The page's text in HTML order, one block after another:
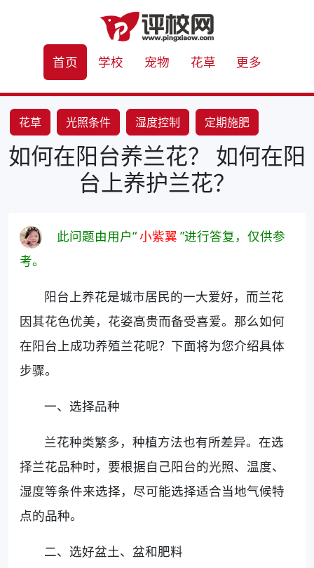
首页 学校 宠物 花草 更多
花草 光照条件 湿度控制 定期施肥
如何在阳台养兰花？ 如何在阳
台上养护兰花？
此问题由用户“小紫翼 ”进行答复，仅供参
考。
阳台上养花是城市居民的一大爱好，而兰花
因其花色优美，花姿高贵而备受喜爱。那么如何
在阳台上成功养殖兰花呢？下面将为您介绍具体
步骤。
一、选择品种
兰花种类繁多，种植方法也有所差异。在选
择兰花品种时，要根据自己阳台的光照、温度、
湿度等条件来选择，尽可能选择适合当地气候特
点的品种。
二、选好盆土、盆和肥料